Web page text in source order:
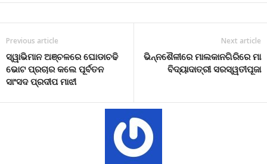
Previous article
ସ୍ୱାଭିମାନ ଅଞ୍ଚଳରେ ଘୋଡାଚଢି
ଭୋଟ ପ୍ରଚାର କଲେ ପୂର୍ବତନ
ସାଂସଦ ପ୍ରଦୀପ ମାଝୀ
Next article
ଭିନ୍ନଶୈଳୀରେ ମାଲକାନଗିରିରେ ମା
ବିଦ୍ୟାଦାତ୍ରୀ ସରସ୍ୱତୀପୂଜା